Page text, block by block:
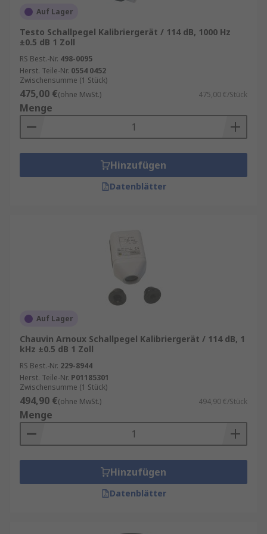
Schallpegelkalibrators hilft dabei, diese
Kosteneffizienz:
Erkennung von Abweichungen in der
Messgenauigkeit können teure Fehler und
Nacharbeiten vermieden werden.
Kalibration
Bei Bedarf bieten wir auch einen
hervorragenden Inhouse-Kalibrierungsservice
an. Siehe hier für weitere Details zu unserem
Kalibrierungsservice.
Auf Lager
Testo Schallpegel Kalibriergerät / 114 dB, 1000 Hz
±0.5 dB 1 Zoll
RS Best.-Nr. 498-0095
Herst. Teile-Nr. 0554 0452
Zwischensumme (1 Stück)
475,00 €(ohne MwSt.) 475,00 €/Stück
Menge
Hinzufügen
Datenblätter
Auf Lager
Chauvin Arnoux Schallpegel Kalibriergerät / 114 dB, 1
kHz ±0.5 dB 1 Zoll
RS Best.-Nr. 229-8944
Herst. Teile-Nr. P01185301
Zwischensumme (1 Stück)
494,90 €(ohne MwSt.) 494,90 €/Stück
Menge
Hinzufügen
Datenblätter